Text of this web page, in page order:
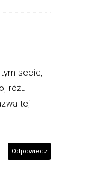
secie,
różu
tej
Odpowiedz